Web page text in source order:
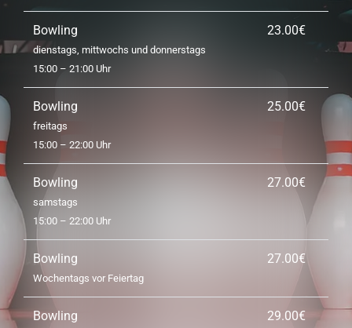
Bowling
dienstags, mittwochs und donnerstags
15:00 – 21:00 Uhr
23.00€
Bowling
freitags
15:00 – 22:00 Uhr
25.00€
Bowling
samstags
15:00 – 22:00 Uhr
27.00€
Bowling
Wochentags vor Feiertag
27.00€
Bowling 29.00€